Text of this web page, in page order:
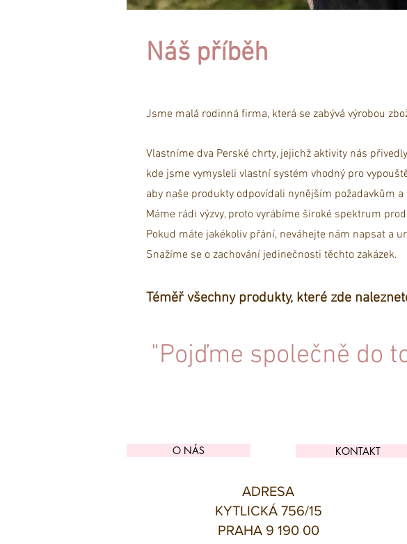
Náš příběh
Jsme malá rodinná firma, která se zabývá výrobou
Vlastníme dva Perské chrty, jejichž aktivity nás
kde jsme vymysleli vlastní systém vhodný pro
aby naše produkty odpovídali nynějším požadavkům
Máme rádi výzvy, proto vyrábíme široké spektrum
Pokud máte jakékoliv přání, neváhejte nám napsat a
Snažíme se o zachování jedinečnosti těchto zakázek.
Téměř všechny produkty, které zde
"Pojďme společně do
O NÁS KONTAKT
ADRESA
KYTLICKÁ 756/15
PRAHA 9 190 00